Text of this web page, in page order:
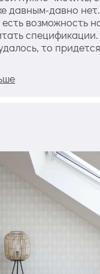
давным-давно
возможность
спецификации.
то